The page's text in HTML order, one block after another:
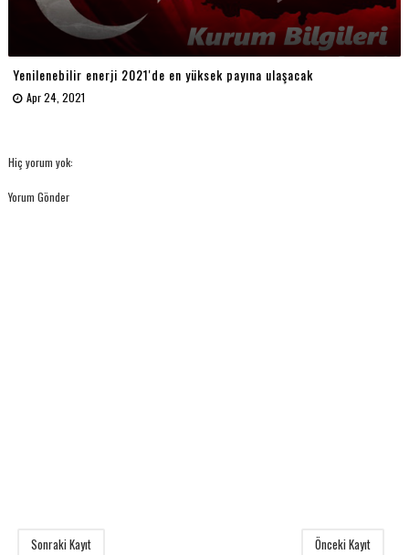
Yenilenebilir enerji 2021'de en yüksek payına ulaşacak
Apr 24, 2021
Hiç yorum yok:
Yorum Gönder
Sonraki Kayıt Önceki Kayıt